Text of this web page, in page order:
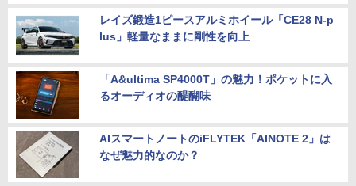
4型
￥47,800
レイズ鍛造1ピースアルミホイール「CE28 N-p
lus」軽量なままに剛性を向上
「A&ultima SP4000T」の魅力！ポケットに入
るオーディオの醍醐味
AIスマートノートのiFLYTEK「AINOTE 2」は
なぜ魅力的なのか？